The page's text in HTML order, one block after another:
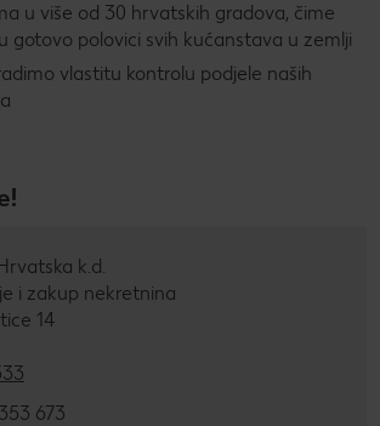
u više od 30 hrvatskih gradova, čime
gotovo polovici svih kućanstava u zemlji
vlastitu kontrolu podjele naših
k.d.
i zakup nekretnina
14
673